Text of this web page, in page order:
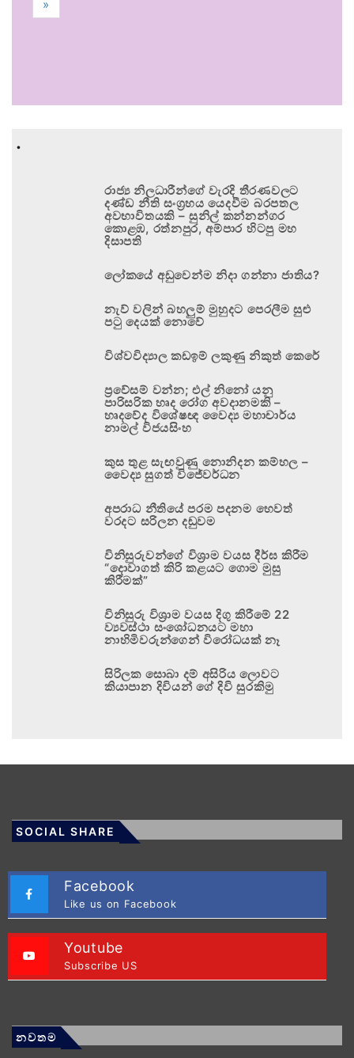
»
.
රාජ්‍ය නිලධාරීන්ගේ වැරදි තීරණවලට
දණ්ඩ නීති සංග්‍රහය යෙදවීම බරපතල
අවභාවිතයකි – සුනිල් කන්නන්ගර
කොළඹ, රත්නපුර, අම්පාර හිටපු මහ
දිසාපති
ලෝකයේ අඩුවෙන්ම නිදා ගන්නා ජාතිය?
නැව් වලින් බහලුම් මුහුදට පෙරලීම සුළු
පටු දෙයක් නොවේ
විශ්වවිද්‍යාල කඩඉම් ලකුණු නිකුත් කෙරේ
ප්‍රවේසම් වන්න; එල් නිනෝ යනු
පාරිසරික හෘද රෝග අවදානමකි –
හෘදවේද විශේෂඥ වෛද්‍ය මහාචාර්ය
නාමල් විජයසිංහ
කුස තුළ සැඟවුණු නොනිදන කම්හල –
වෛද්‍ය සුගත් විජේවර්ධන
අපරාධ නීතියේ පරම පදනම හෙවත්
වරදට සරිලන දඬුවම
විනිසුරුවන්ගේ විශ්‍රාම වයස දීර්ඝ කිරීම
“දොවාගත් කිරි කළයට ගොම මුසු
කිරීමක්”
විනිසුරු විශ්‍රාම වයස දිගු කිරීමේ 22
ව්‍යවස්ථා සංශෝධනයට මහා
නාහිමිවරුන්ගෙන් විරෝධයක් නෑ
සිරිලක සොබා දම් අසිරිය ලොවට
කියාපාන දිවියන් ගේ දිවි සුරකිමු
SOCIAL SHARE
Facebook
Like us on Facebook
Youtube
Subscribe US
නවතම